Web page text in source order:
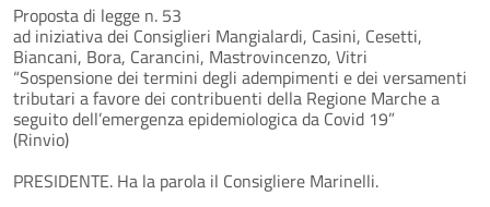
Proposta di legge n. 53
ad iniziativa dei Consiglieri Mangialardi, Casini, Cesetti,
Biancani, Bora, Carancini, Mastrovincenzo, Vitri
“Sospensione dei termini degli adempimenti e dei versamenti
tributari a favore dei contribuenti della Regione Marche a
seguito dell’emergenza epidemiologica da Covid 19”
(Rinvio)
PRESIDENTE. Ha la parola il Consigliere Marinelli.